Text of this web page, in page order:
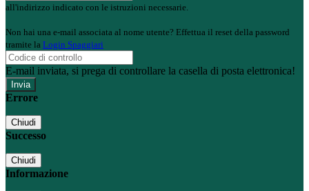
all'indirizzo indicato con le istruzioni necessarie.
Non hai una e-mail associata al nome utente? Effettua il reset della password
tramite la Login Spaggiari
E-mail inviata, si prega di controllare la casella di posta elettronica!
Errore
Chiudi
Successo
Chiudi
Informazione